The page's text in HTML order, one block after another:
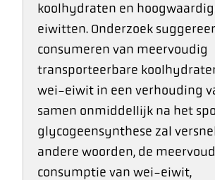
koolhydraten en
eiwitten. Onderzoek
consumeren van meervoudig
transporteerbare
wei-eiwit in een verhouding
samen onmiddellijk na het
glycogeensynthese zal
andere woorden, de
consumptie van wei-eiwit,